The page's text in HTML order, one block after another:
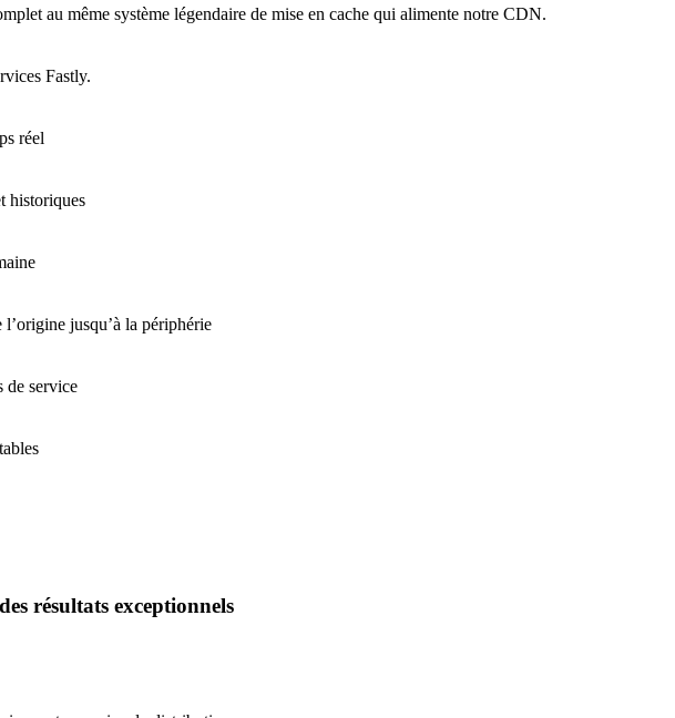
au même système légendaire de mise en cache qui alimente notre CDN.
Fastly.
réel
historiques
jusqu’à la périphérie
de service
résultats exceptionnels